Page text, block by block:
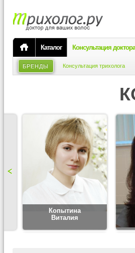
Каталог Консультация доктора
БРЕНДЫ Консультация трихолога
Копытина
Виталия